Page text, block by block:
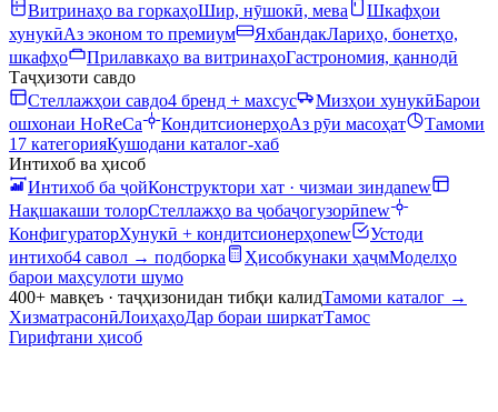
Витринаҳо ва горкаҳоШир, нӯшокӣ, мева
Шкафҳои
хунукӣАз эконом то премиум ЯхбандакЛариҳо, бонетҳо,
шкафҳо
Прилавкаҳо ва витринаҳоГастрономия, қаннодӣ
Таҷҳизоти савдо
Стеллажҳои савдо4 бренд + махсус Мизҳои хунукӣБарои
ошхонаи HoReCa
КондитсионерҳоАз рӯи масоҳат
Тамоми
17 категорияКушодани каталог-хаб
Интихоб ва ҳисоб
Интихоб ба ҷойКонструктори хат · чизмаи зиндаnew
Нақшакаши толорСтеллажҳо ва ҷобаҷогузорӣnew
КонфигураторХунукӣ + кондитсионерҳоnew
Устоди
интихоб4 савол → подборка Ҳисобкунаки ҳаҷмМоделҳо
барои маҳсулоти шумо
400+ мавқеъ · таҷҳизонидан тибқи калидТамоми каталог →
ХизматрасонӣЛоиҳаҳоДар бораи ширкатТамос
Гирифтани ҳисоб